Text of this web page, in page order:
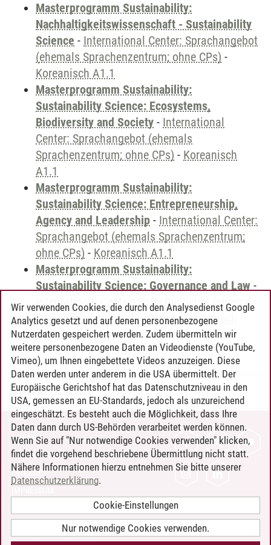
Masterprogramm Sustainability:
Nachhaltigkeitswissenschaft - Sustainability
Science - International Center: Sprachangebot
(ehemals Sprachenzentrum; ohne CPs) -
Koreanisch A1.1
Masterprogramm Sustainability:
Sustainability Science: Ecosystems,
Biodiversity and Society - International
Center: Sprachangebot (ehemals
Sprachenzentrum; ohne CPs) - Koreanisch
A1.1
Masterprogramm Sustainability:
Sustainability Science: Entrepreneurship,
Agency and Leadership - International Center:
Sprachangebot (ehemals Sprachenzentrum;
ohne CPs) - Koreanisch A1.1
Masterprogramm Sustainability:
Sustainability Science: Governance and Law -
International Center: Sprachangebot (ehemals
Sprachenzentrum; ohne CPs)-Koreanisch
A1.1
Timo Leder/30.06.2024
KONTAKT
LEUPHANA ALS ARBEITGEBER
INTRANET
BARRIEREFREIHEIT
Wir verwenden Cookies, die durch den Analysedienst Google
Analytics gesetzt und auf denen personenbezogene
Nutzerdaten gespeichert werden. Zudem übermitteln wir
weitere personenbezogene Daten an Videodienste (YouTube,
Vimeo), um Ihnen eingebettete Videos anzuzeigen. Diese
Daten werden unter anderem in die USA übermittelt. Der
Europäische Gerichtshof hat das Datenschutzniveau in den
USA, gemessen an EU-Standards, jedoch als unzureichend
eingeschätzt. Es besteht auch die Möglichkeit, dass Ihre
Daten dann durch US-Behörden verarbeitet werden können.
Wenn Sie auf "Nur notwendige Cookies verwenden" klicken,
findet die vorgehend beschriebene Übermittlung nicht statt.
Nähere Informationen hierzu entnehmen Sie bitte unserer
Datenschutzerklärung.
Cookie-Einstellungen
Nur notwendige Cookies verwenden.